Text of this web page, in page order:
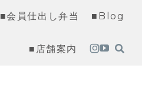
■会員仕出し弁当 ■Blog
■店舗案内